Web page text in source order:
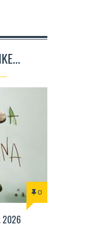
0
2026